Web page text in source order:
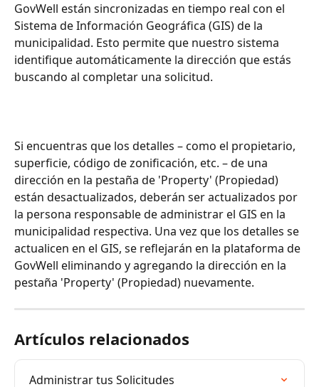
GovWell están sincronizadas en tiempo real con el
Sistema de Información Geográfica (GIS) de la
municipalidad. Esto permite que nuestro sistema
identifique automáticamente la dirección que estás
buscando al completar una solicitud.
Si encuentras que los detalles – como el propietario,
superficie, código de zonificación, etc. – de una
dirección en la pestaña de 'Property' (Propiedad)
están desactualizados, deberán ser actualizados por
la persona responsable de administrar el GIS en la
municipalidad respectiva. Una vez que los detalles se
actualicen en el GIS, se reflejarán en la plataforma de
GovWell eliminando y agregando la dirección en la
pestaña 'Property' (Propiedad) nuevamente.
Artículos relacionados
Administrar tus Solicitudes